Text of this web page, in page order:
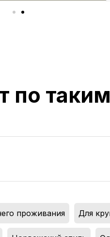
по
проживания Для